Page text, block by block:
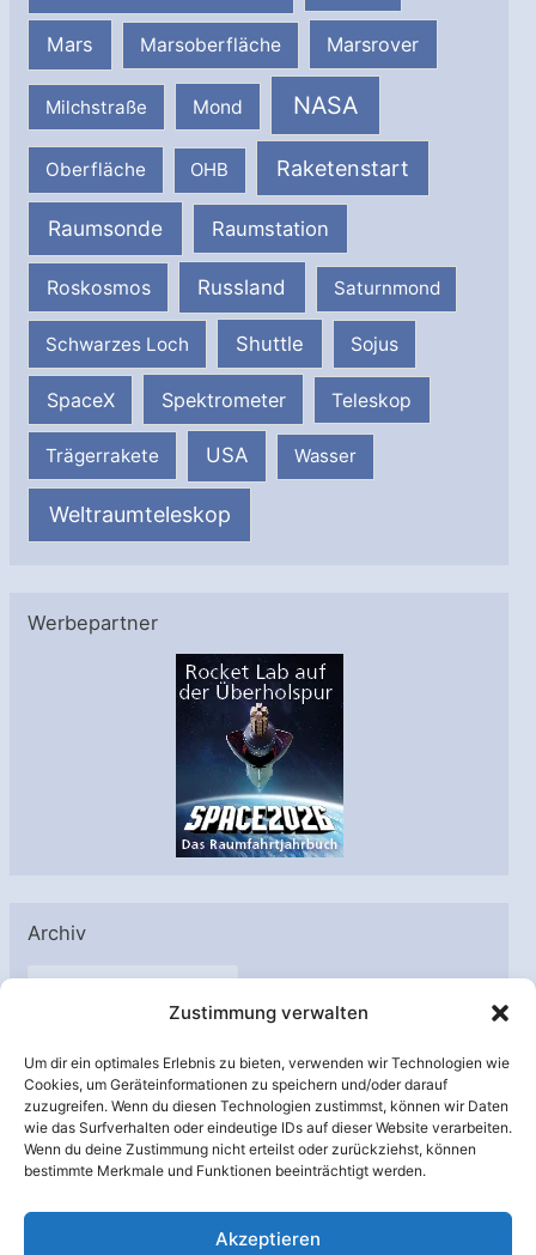
Zustimmung verwalten
Um dir ein optimales Erlebnis zu bieten, verwenden wir Technologien wie
Cookies, um Geräteinformationen zu speichern und/oder darauf
zuzugreifen. Wenn du diesen Technologien zustimmst, können wir Daten
wie das Surfverhalten oder eindeutige IDs auf dieser Website verarbeiten.
Wenn du deine Zustimmung nicht erteilst oder zurückziehst, können
bestimmte Merkmale und Funktionen beeinträchtigt werden.
Akzeptieren
Mars Marsoberfläche Marsrover
Milchstraße Mond NASA
Oberfläche OHB Raketenstart
Raumsonde Raumstation
Roskosmos Russland Saturnmond
Schwarzes Loch Shuttle Sojus
SpaceX Spektrometer Teleskop
Trägerrakete USA Wasser
Weltraumteleskop
Werbepartner
Archiv
A
h
i
v
Unterstützt von: